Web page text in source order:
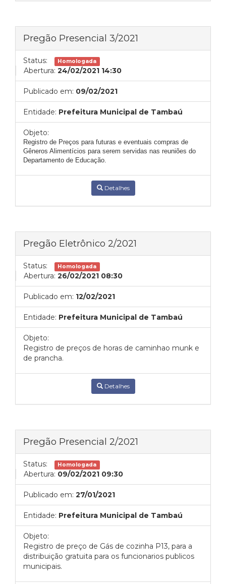
Pregão Presencial 3/2021
Status: Homologada
Abertura: 24/02/2021 14:30
Publicado em: 09/02/2021
Entidade: Prefeitura Municipal de Tambaú
Objeto:
Registro de Preços para futuras e eventuais compras de
Gêneros Alimentícios para serem servidas nas reuniões do
Departamento de Educação.
Detalhes
Pregão Eletrônico 2/2021
Status: Homologada
Abertura: 26/02/2021 08:30
Publicado em: 12/02/2021
Entidade: Prefeitura Municipal de Tambaú
Objeto:
Registro de preços de horas de caminhao munk e
de prancha.
Detalhes
Pregão Presencial 2/2021
Status: Homologada
Abertura: 09/02/2021 09:30
Publicado em: 27/01/2021
Entidade: Prefeitura Municipal de Tambaú
Objeto:
Registro de preço de Gás de cozinha P13, para a
distribuição gratuita para os funcionarios publicos
municipais.